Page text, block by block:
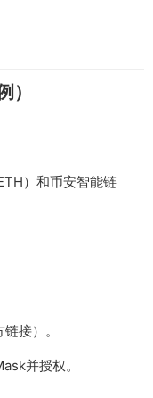
）
）和币安智能链
接）。
并授权。